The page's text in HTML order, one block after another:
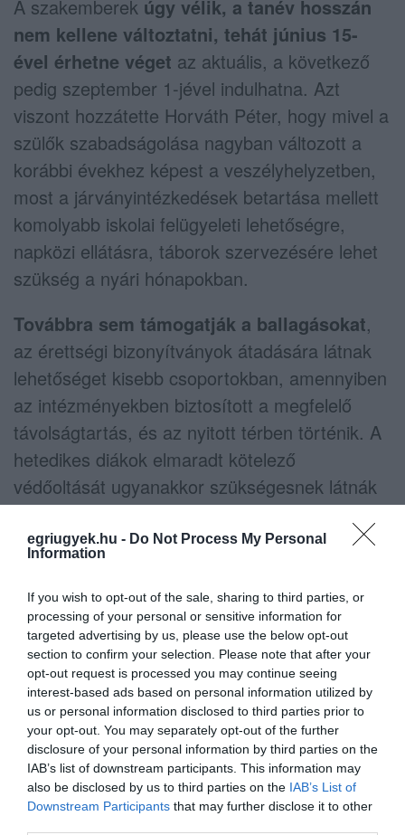
egriugyek.hu - Do Not Process My Personal
Information
If you wish to opt-out of the sale, sharing to third parties, or
processing of your personal or sensitive information for
targeted advertising by us, please use the below opt-out
section to confirm your selection. Please note that after your
opt-out request is processed you may continue seeing
interest-based ads based on personal information utilized by
us or personal information disclosed to third parties prior to
your opt-out. You may separately opt-out of the further
disclosure of your personal information by third parties on the
IAB’s list of downstream participants. This information may
also be disclosed by us to third parties on the IAB’s List of
Downstream Participants that may further disclose it to other
A szakemberek úgy vélik, a tanév hosszán
nem kellene változtatni, tehát június 15-
ével érhetne véget az aktuális, a következő
pedig szeptember 1-jével indulhatna. Azt
viszont hozzátette Horváth Péter, hogy mivel a
szülők szabadságolása nagyban változott a
korábbi évekhez képest a veszélyhelyzetben,
most a járványintézkedések betartása mellett
komolyabb iskolai felügyeleti lehetőségre,
napközi ellátásra, táborok szervezésére lehet
szükség a nyári hónapokban.
Továbbra sem támogatják a ballagásokat,
az érettségi bizonyítványok átadására látnak
lehetőséget kisebb csoportokban, amennyiben
az intézményekben biztosított a megfelelő
távolságtartás, és az nyitott térben történik. A
hetedikes diákok elmaradt kötelező
védőoltását ugyanakkor szükségesnek látnák
mielőbb pótolni.
Az oktatási akciócsoport kizárólag
újraindításáról a kormány fog dönteni–
várhatóan néhány nap múlva tárgyal majd a
kérdésről a kabinet.
(Indexkép: Kovács Tamás / MTI)
Százezer magyar tanulót nem tudnak otthonról
rendesen oktatni kutatók szerint